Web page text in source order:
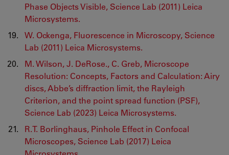
Phase Objects Visible, Science Lab (2011) Leica
Microsystems.
W. Ockenga, Fluorescence in Microscopy, Science
Lab (2011) Leica Microsystems.
M. Wilson, J. DeRose., C. Greb, Microscope
Resolution: Concepts, Factors and Calculation: Airy
discs, Abbe’s diffraction limit, the Rayleigh
Criterion, and the point spread function (PSF),
Science Lab (2023) Leica Microsystems.
R.T. Borlinghaus, Pinhole Effect in Confocal
Microscopes, Science Lab (2017) Leica